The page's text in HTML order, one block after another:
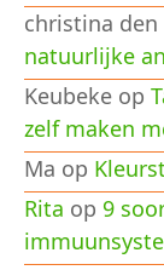
christina den
natuurlijke
Keubeke op
zelf maken
Ma op
Rita op 9